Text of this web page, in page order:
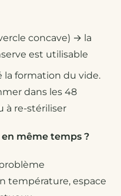
concave) → la
est utilisable
formation du vide.
dans les 48
à re-stériliser
même temps ?
température, espace